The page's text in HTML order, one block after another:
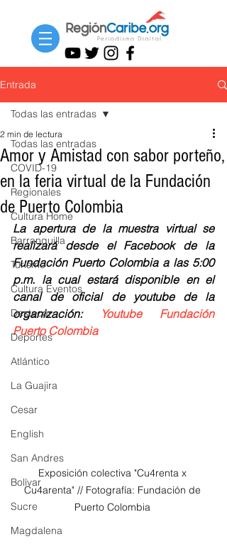
Entrada
Todas las entradas
COVID-19
Regionales
Cultura Home
Barranquilla
Turismo
Cultura Eventos
Destacar
Deportes
Atlántico
La Guajira
Cesar
English
San Andres
Bolívar
Sucre
Magdalena
Todas las entradas
Amor y Amistad con sabor porteño,
en la feria virtual de la Fundación
de Puerto Colombia
2 min de lectura
La apertura de la muestra virtual se
realizará desde el Facebook de la
Fundación Puerto Colombia a las 5:00
p.m. la cual estará disponible en el
canal de oficial de youtube de la
organización:
Youtube Fundación
Puerto Colombia
Exposición colectiva "Cu4renta x
Cu4arenta" // Fotografía: Fundación de
Puerto Colombia